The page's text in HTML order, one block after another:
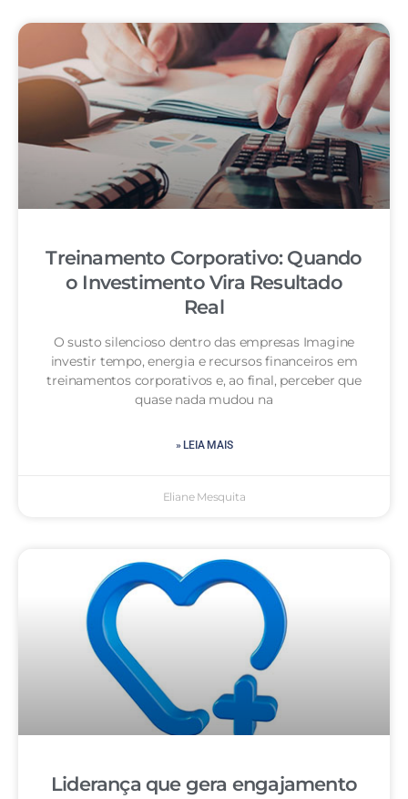
Treinamento Corporativo: Quando
o Investimento Vira Resultado
Real
O susto silencioso dentro das empresas Imagine
investir tempo, energia e recursos financeiros em
treinamentos corporativos e, ao final, perceber que
quase nada mudou na
» LEIA MAIS
Eliane Mesquita
Liderança que gera engajamento